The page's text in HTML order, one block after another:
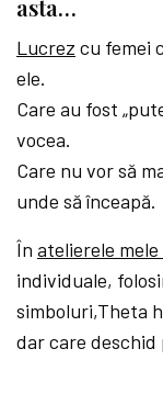
asta…
Lucrez cu femei
ele.
Care au fost
vocea.
Care nu vor să
unde să înceapă.
Înatelierele
individuale,
simboluri,Theta
dar care deschid